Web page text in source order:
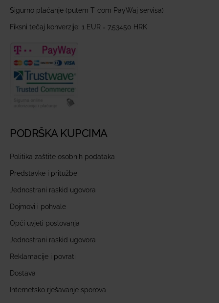
Sigurno plaćanje (putem T-com PayWaj servisa)
Fiksni tečaj konverzije: 1 EUR = 7,53450 HRK
PODRŠKA KUPCIMA
Politika zaštite osobnih podataka
Predstavke i pritužbe
Jednostrani raskid ugovora
Dojmovi i pohvale
Opći uvjeti poslovanja
Jednostrani raskid ugovora
Reklamacije i povrati
Dostava
Internetsko rješavanje sporova